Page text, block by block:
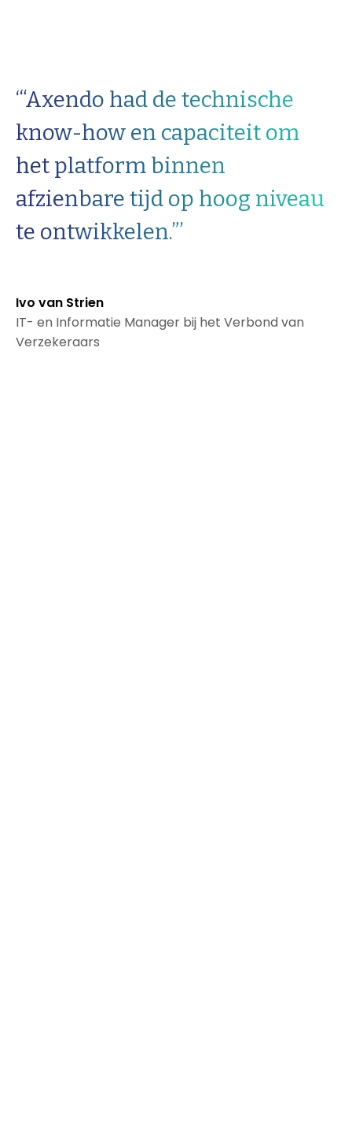
‘“Axendo had de technische
know-how en capaciteit om
het platform binnen
afzienbare tijd op hoog niveau
te ontwikkelen.”’
Ivo van Strien
IT- en Informatie Manager bij het Verbond van
Verzekeraars